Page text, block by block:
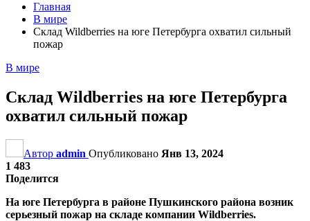
Главная
В мире
Склад Wildberries на юге Петербурга охватил сильный
пожар
В мире
Склад Wildberries на юге Петербурга
охватил сильный пожар
Автор admin Опубликовано Янв 13, 2024
1 483
Поделится
На юге Петербурга в районе Пушкинского района возник
серьезный пожар на складе компании Wildberries.